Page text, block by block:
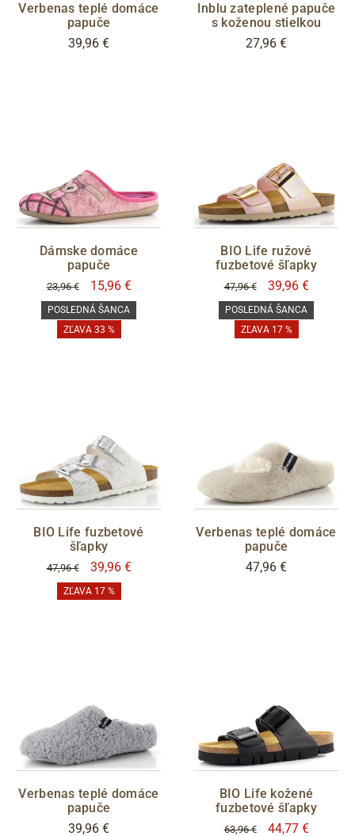
Verbenas teplé domáce
papuče
39,96 €
Inblu zateplené papuče
s koženou stielkou
27,96 €
Dámske domáce
papuče
23,96 € 15,96 €
POSLEDNÁ ŠANCA
ZĽAVA 33 %
BIO Life ružové
fuzbetové šľapky
47,96 € 39,96 €
POSLEDNÁ ŠANCA
ZĽAVA 17 %
BIO Life fuzbetové
šľapky
47,96 € 39,96 €
ZĽAVA 17 %
Verbenas teplé domáce
papuče
47,96 €
Verbenas teplé domáce
papuče
39,96 €
BIO Life kožené
fuzbetové šľapky
63,96 € 44,77 €